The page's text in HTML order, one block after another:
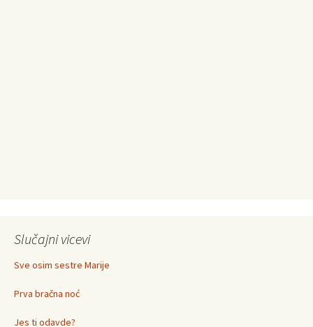
Slučajni vicevi
Sve osim sestre Marije
Prva bračna noć
Jes ti odavde?